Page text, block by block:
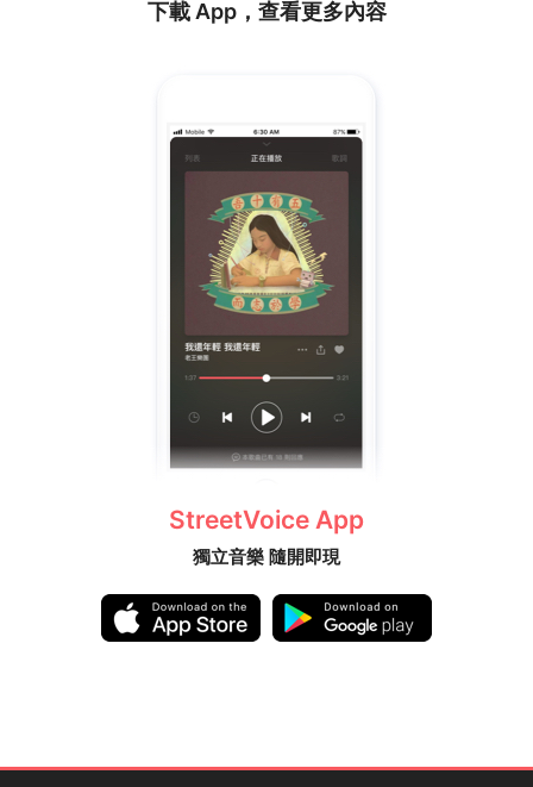
下載 App，查看更多內容
StreetVoice App
獨立音樂 隨開即現